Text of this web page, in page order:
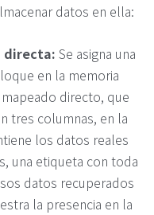
datos en ella:
directa: Se asigna una
en la memoria
directo, que
tres columnas, en la
los datos reales
una etiqueta con toda
datos recuperados
la presencia en la